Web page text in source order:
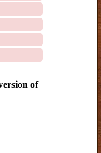
of